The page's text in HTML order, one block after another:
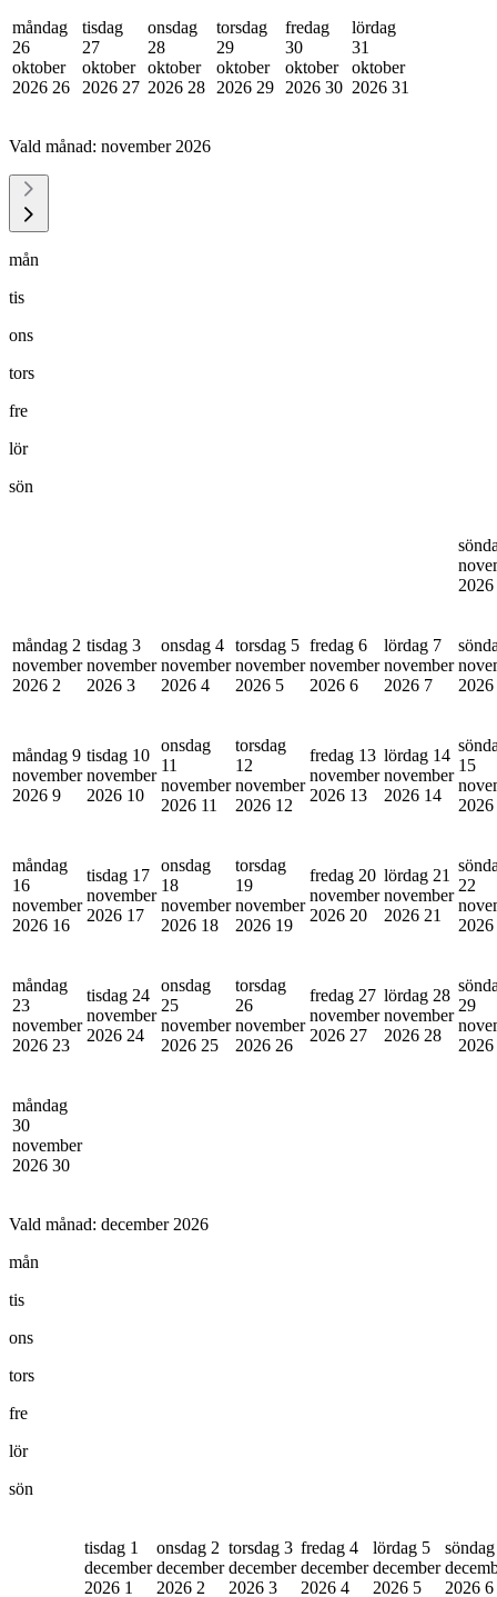
måndag
26
oktober
2026 26
tisdag
27
oktober
2026 27
onsdag
28
oktober
2026 28
torsdag
29
oktober
2026 29
fredag
30
oktober
2026 30
lördag
31
oktober
2026 31
Vald månad: november 2026
mån
tis
ons
tors
fre
lör
sön
2026
måndag 2
november
2026 2
tisdag 3
november
2026 3
onsdag 4
november
2026 4
torsdag 5
november
2026 5
fredag 6
november
2026 6
lördag 7
november
2026 7
2026
måndag 9
november
2026 9
tisdag 10
november
2026 10
onsdag
11
november
2026 11
torsdag
12
november
2026 12
fredag 13
november
2026 13
lördag 14
november
2026 14
15
2026
måndag
16
november
2026 16
tisdag 17
november
2026 17
onsdag
18
november
2026 18
torsdag
19
november
2026 19
fredag 20
november
2026 20
lördag 21
november
2026 21
22
2026
måndag
23
november
2026 23
tisdag 24
november
2026 24
onsdag
25
november
2026 25
torsdag
26
november
2026 26
fredag 27
november
2026 27
lördag 28
november
2026 28
29
2026
måndag
30
november
2026 30
Vald månad: december 2026
mån
tis
ons
tors
fre
lör
sön
tisdag 1
december
2026 1
onsdag 2
december
2026 2
torsdag 3
december
2026 3
fredag 4
december
2026 4
lördag 5
december
2026 5
2026 6